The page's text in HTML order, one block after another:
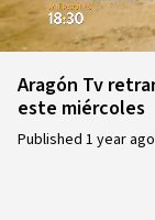
Aragón Tv
este miércoles
Published 1 year ago